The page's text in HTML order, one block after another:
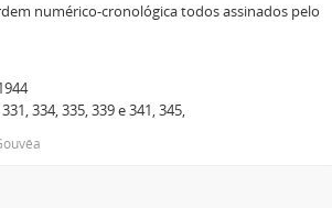
numérico-cronológica todos assinados pelo
334, 335, 339 e 341, 345,